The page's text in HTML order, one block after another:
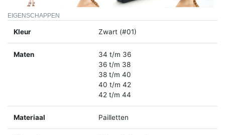
EIGENSCHAPPEN
Kleur Zwart (#01)
Maten
34 t/m 36
36 t/m 38
38 t/m 40
40 t/m 42
42 t/m 44
Materiaal Pailletten